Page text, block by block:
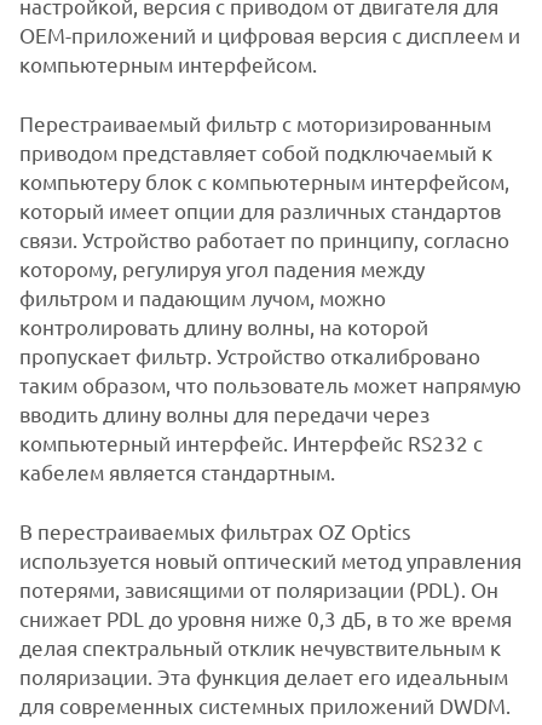
настройкой, версия с приводом от двигателя для
OEM-приложений и цифровая версия с дисплеем и
компьютерным интерфейсом.
Перестраиваемый фильтр с моторизированным
приводом представляет собой подключаемый к
компьютеру блок с компьютерным интерфейсом,
который имеет опции для различных стандартов
связи. Устройство работает по принципу, согласно
которому, регулируя угол падения между
фильтром и падающим лучом, можно
контролировать длину волны, на которой
пропускает фильтр. Устройство откалибровано
таким образом, что пользователь может напрямую
вводить длину волны для передачи через
компьютерный интерфейс. Интерфейс RS232 с
кабелем является стандартным.
В перестраиваемых фильтрах OZ Optics
используется новый оптический метод управления
потерями, зависящими от поляризации (PDL). Он
снижает PDL до уровня ниже 0,3 дБ, в то же время
делая спектральный отклик нечувствительным к
поляризации. Эта функция делает его идеальным
для современных системных приложений DWDM.